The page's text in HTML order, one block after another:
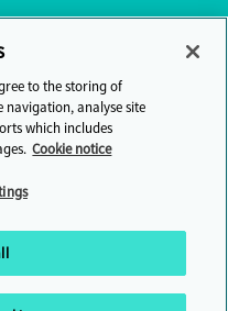
bizimle iletişime geçin
Yardım Merkezi
Cambridge One
Öğrenimine katılın
to the storing of
navigation, analyse site
which includes
Cookie notice